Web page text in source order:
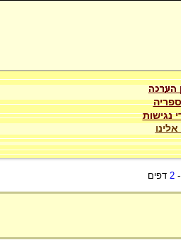
נגישות
-
2 דפים